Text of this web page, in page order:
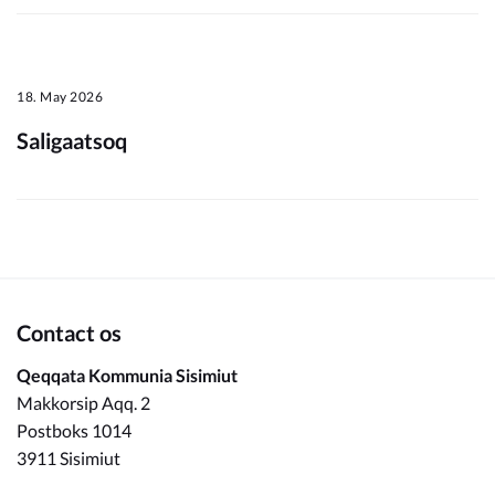
18. May 2026
Saligaatsoq
Contact os
Qeqqata Kommunia Sisimiut
Makkorsip Aqq. 2
Postboks 1014
3911 Sisimiut